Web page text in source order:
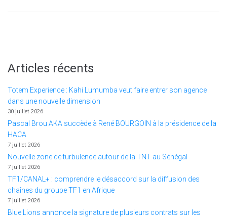
Articles récents
Totem Experience : Kahi Lumumba veut faire entrer son agence
dans une nouvelle dimension
30 juillet 2026
Pascal Brou AKA succède à René BOURGOIN à la présidence de la
HACA
7 juillet 2026
Nouvelle zone de turbulence autour de la TNT au Sénégal
7 juillet 2026
TF1/CANAL+ : comprendre le désaccord sur la diffusion des
chaînes du groupe TF1 en Afrique
7 juillet 2026
Blue Lions annonce la signature de plusieurs contrats sur les